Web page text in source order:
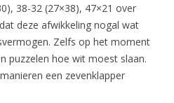
38-32 (27×38), 47×21 over
deze afwikkeling nogal wat
Zelfs op het moment
puzzelen hoe wit moest slaan.
een zevenklapper